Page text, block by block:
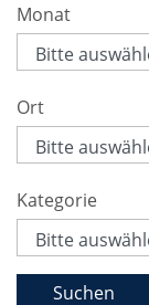
Monat
Ort
Kategorie